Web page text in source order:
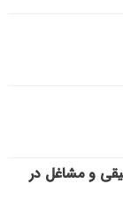
و مشاغل در